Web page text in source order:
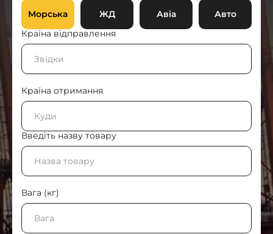
Морська ЖД Авіа
Авто
Країна відправлення
Країна отримання
Введіть назву товару
Вага (кг)